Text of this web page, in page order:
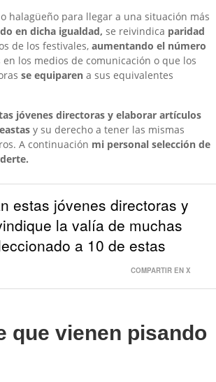
halagüeño para llegar a una situación más
en dicha igualdad, se reivindica paridad
de los festivales, aumentando el número
los medios de comunicación o que los
se equiparen a sus equivalentes
jóvenes directoras y elaborar artículos
y su derecho a tener las mismas
A continuación mi personal selección de
estas jóvenes directoras y
la valía de muchas
a 10 de estas
COMPARTIR EN X
que vienen pisando